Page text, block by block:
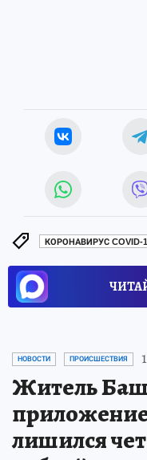
КОРОНАВИРУС COVID-
НОВОСТИ ПРОИСШЕСТВИЯ
Житель
лишился